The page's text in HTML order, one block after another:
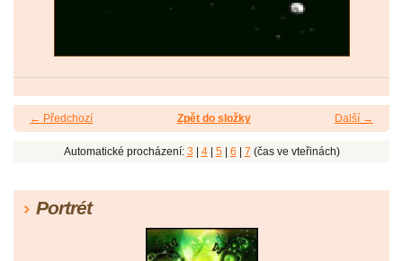
← Předchozí Další →
Zpět do složky
Automatické procházení: 3 4| 5| 6 7 (čas ve vteřinách)
Portrét